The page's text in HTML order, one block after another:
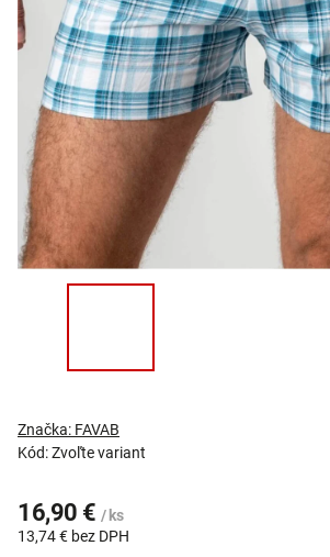
Kód:Zvoľte variant
Značka: FAVAB
16,90 € / ks
13,74 € bez DPH